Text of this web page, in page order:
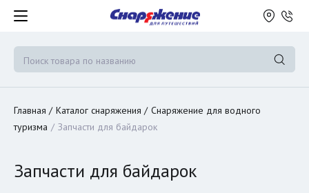
Главная Каталог снаряжения
Снаряжение для водного
туризма
Запчасти для байдарок
Запчасти для байдарок